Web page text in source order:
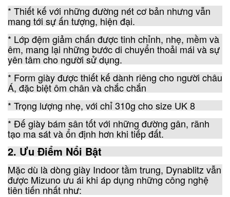
* Thiết kế với những đường nét cơ bản nhưng vẫn
mang tới sự ấn tượng, hiện đại.
* Lớp đệm giảm chấn được tinh chỉnh, nhẹ, mềm và
êm, mang lại những bước di chuyển thoải mái và sự
yên tâm cho người sử dụng.
* Form giày được thiết kế dành riêng cho người châu
Á, đặc biệt ôm chân và chắc chắn
* Trọng lượng nhẹ, với chỉ 310g cho size UK 8
* Đế giày bám sân tốt với những đường gân, rãnh
tạo ma sát và ổn định hơn khi tiếp đất.
2. Ưu Điểm Nổi Bật
Mặc dù là dòng giày Indoor tầm trung, Dynablitz vẫn
được Mizuno ưu ái khi áp dụng những công nghệ
tiên tiến nhất như: